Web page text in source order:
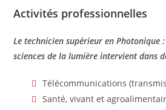
Activités professionnelles
Le technicien supérieur en Photonique
sciences de la lumière intervient dans
Télécommunications
Santé, vivant et